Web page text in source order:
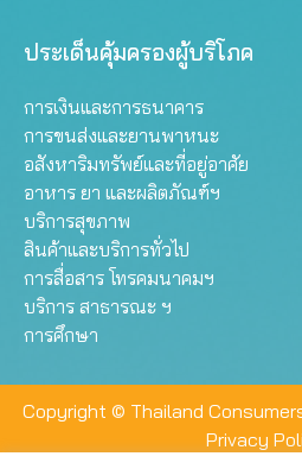
ประเด็นคุ้มครองผู้บริโภค
การเงินและการธนาคาร
การขนส่งและยานพาหนะ
อสังหาริมทรัพย์และที่อยู่อาศัย
อาหาร ยา และผลิตภัณฑ์ฯ
บริการสุขภาพ
สินค้าและบริการทั่วไป
การสื่อสาร โทรคมนาคมฯ
บริการ สาธารณะ ฯ
การศึกษา
Copyright © Thailand
Privacy